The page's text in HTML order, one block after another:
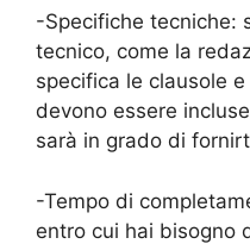
-Specifiche tecniche:
tecnico, come la
specifica le clausole
devono essere
sarà in grado di
-Tempo di
entro cui hai bisogno